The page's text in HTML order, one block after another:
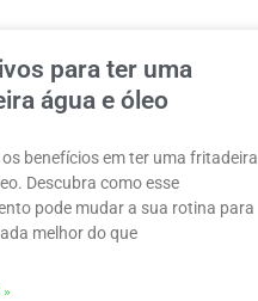
para ter uma
água e óleo
os benefícios em ter uma fritadeira
Descubra como esse
pode mudar a sua rotina para
melhor do que